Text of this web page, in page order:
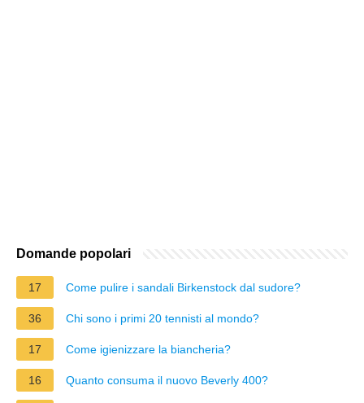
Domande popolari
17 Come pulire i sandali Birkenstock dal sudore?
36 Chi sono i primi 20 tennisti al mondo?
17 Come igienizzare la biancheria?
16 Quanto consuma il nuovo Beverly 400?